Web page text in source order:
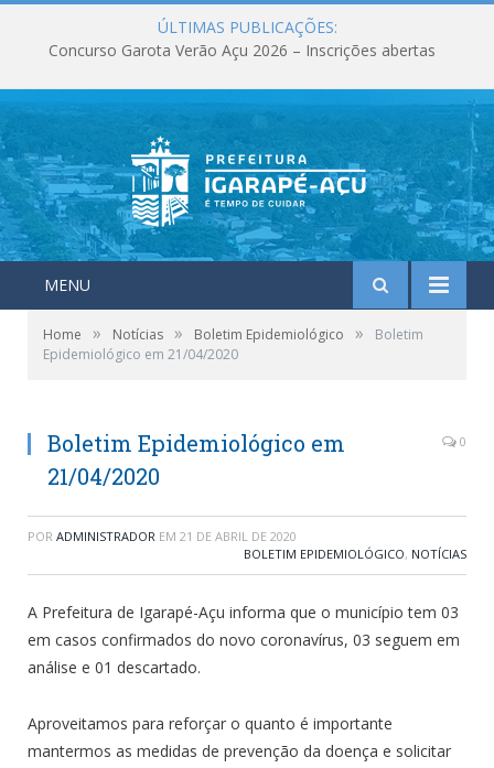
ÚLTIMAS PUBLICAÇÕES:
Concurso Garota Verão Açu 2026 – Inscrições abertas
MENU
Home » Notícias » Boletim Epidemiológico »
Boletim
Epidemiológico em 21/04/2020
Boletim Epidemiológico em
21/04/2020
0
POR ADMINISTRADOR EM 21 DE ABRIL DE 2020
BOLETIM EPIDEMIOLÓGICO, NOTÍCIAS
A Prefeitura de Igarapé-Açu informa que o município tem 03
em casos confirmados do novo coronavírus, 03 seguem em
análise e 01 descartado.
Aproveitamos para reforçar o quanto é importante
mantermos as medidas de prevenção da doença e solicitar